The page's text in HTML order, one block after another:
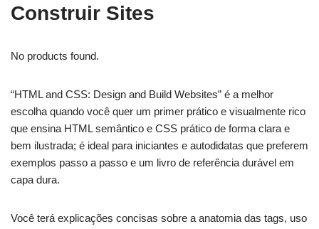
Construir Sites
No products found.
“HTML and CSS: Design and Build Websites” é a melhor
escolha quando você quer um primer prático e visualmente rico
que ensina HTML semântico e CSS prático de forma clara e
bem ilustrada; é ideal para iniciantes e autodidatas que preferem
exemplos passo a passo e um livro de referência durável em
capa dura.
Você terá explicações concisas sobre a anatomia das tags, uso